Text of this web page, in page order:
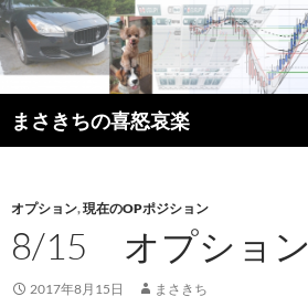
コ
ン
テ
ン
ツ
へ
プ
まさきちの喜怒哀楽
索
オプション,現在のOPポジション
8/15 オプション
2017年8月15日 まさきち